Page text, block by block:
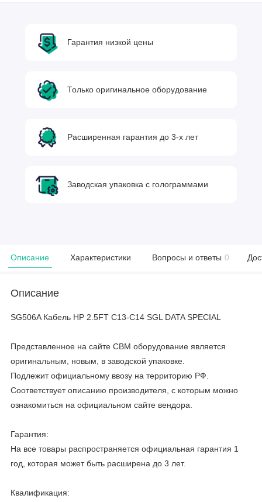
Гарантия низкой цены
Только оригинальное оборудование
Расширенная гарантия до 3-х лет
Заводская упаковка с голограммами
Описание Характеристики Вопросы и ответы 0
Описание
SG506A Кабель HP 2.5FT C13-C14 SGL DATA SPECIAL
Представленное на сайте CBM оборудование является
оригинальным, новым, в заводской упаковке.
Подлежит официальному ввозу на территорию РФ.
Соответствует описанию производителя, с которым можно
ознакомиться на официальном сайте вендора.
Гарантия:
На все товары распространяется официальная гарантия 1
год, которая может быть расширена до 3 лет.
Квалификация: